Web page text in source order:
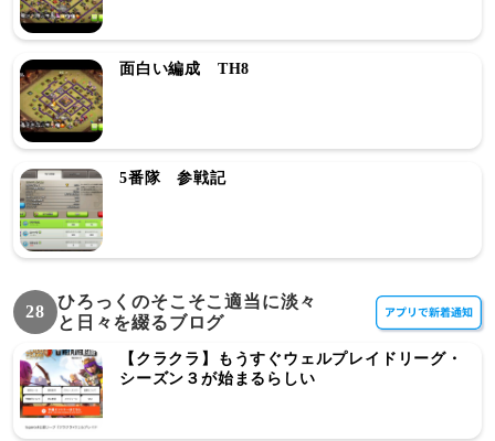
面白い編成 TH8
5番隊 参戦記
28
ひろっくのそこそこ適当に淡々
と日々を綴るブログ
【クラクラ】もうすぐウェルプレイドリーグ・
シーズン３が始まるらしい